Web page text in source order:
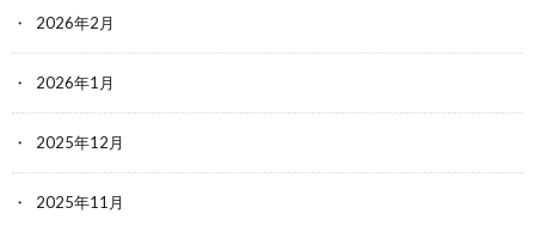
2026年2月
2026年1月
2025年12月
2025年11月